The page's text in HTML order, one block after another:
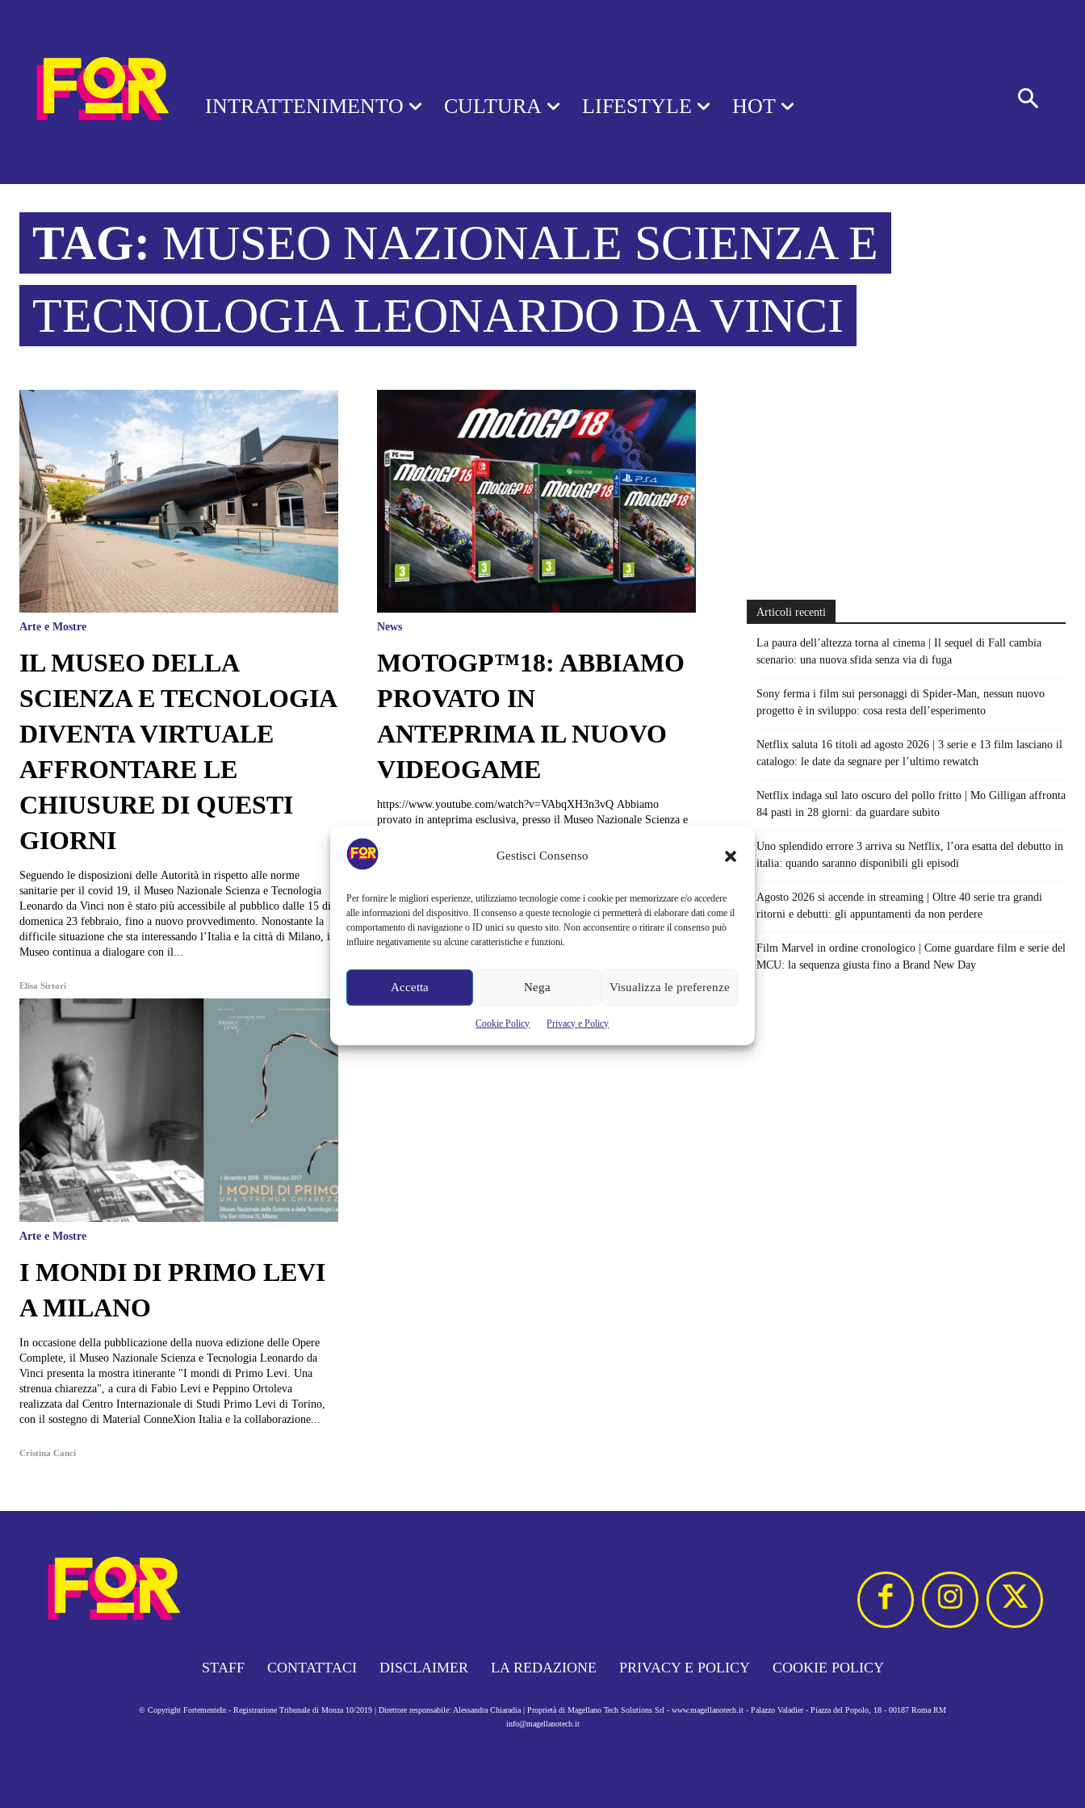
Gestisci Consenso
Per fornire le migliori esperienze, utilizziamo tecnologie come i cookie per memorizzare e/o accedere
alle informazioni del dispositivo. Il consenso a queste tecnologie ci permetterà di elaborare dati come il
comportamento di navigazione o ID unici su questo sito. Non acconsentire o ritirare il consenso può
influire negativamente su alcune caratteristiche e funzioni.
Accetta Nega Visualizza le preferenze
Cookie Policy Privacy e Policy
INTRATTENIMENTO CULTURA LIFESTYLE HOT
TAG: MUSEO NAZIONALE SCIENZA E
TECNOLOGIA LEONARDO DA VINCI
Arte e Mostre
IL MUSEO DELLA
SCIENZA E TECNOLOGIA
DIVENTA VIRTUALE
AFFRONTARE LE
CHIUSURE DI QUESTI
GIORNI
Seguendo le disposizioni delle Autorità in rispetto alle norme
sanitarie per il covid 19, il Museo Nazionale Scienza e Tecnologia
Leonardo da Vinci non è stato più accessibile al pubblico dalle 15 di
domenica 23 febbraio, fino a nuovo provvedimento. Nonostante la
difficile situazione che sta interessando l’Italia e la città di Milano, il
Museo continua a dialogare con il...
Elisa Sirtori
News
MOTOGP™18: ABBIAMO
PROVATO IN
ANTEPRIMA IL NUOVO
VIDEOGAME
https://www.youtube.com/watch?v=VAbqXH3n3vQ Abbiamo
provato in anteprima esclusiva, presso il Museo Nazionale Scienza e
Milestone MotoGP™18. In una area gaming del Museo debitamente
gioco e vivere un'esperienza coinvolgente grazie alle tecnologie
all'avanguardia e...
Camilla Conti
Arte e Mostre
I MONDI DI PRIMO LEVI
A MILANO
In occasione della pubblicazione della nuova edizione delle Opere
Complete, il Museo Nazionale Scienza e Tecnologia Leonardo da
Vinci presenta la mostra itinerante "I mondi di Primo Levi. Una
strenua chiarezza", a cura di Fabio Levi e Peppino Ortoleva
realizzata dal Centro Internazionale di Studi Primo Levi di Torino,
con il sostegno di Material ConneXion Italia e la collaborazione...
Cristina Canci
Articoli recenti
La paura dell’altezza torna al cinema | Il sequel di Fall cambia
scenario: una nuova sfida senza via di fuga
Sony ferma i film sui personaggi di Spider-Man, nessun nuovo
progetto è in sviluppo: cosa resta dell’esperimento
Netflix saluta 16 titoli ad agosto 2026 | 3 serie e 13 film lasciano il
catalogo: le date da segnare per l’ultimo rewatch
Netflix indaga sul lato oscuro del pollo fritto | Mo Gilligan affronta
84 pasti in 28 giorni: da guardare subito
Uno splendido errore 3 arriva su Netflix, l’ora esatta del debutto in
italia: quando saranno disponibili gli episodi
Agosto 2026 si accende in streaming | Oltre 40 serie tra grandi
ritorni e debutti: gli appuntamenti da non perdere
Film Marvel in ordine cronologico | Come guardare film e serie del
MCU: la sequenza giusta fino a Brand New Day
STAFF CONTATTACI DISCLAIMER LA REDAZIONE PRIVACY E POLICY COOKIE POLICY
© Copyright FortementeIn - Registrazione Tribunale di Monza 10/2019 | Direttore responsabile: Alessandra Chiaradia | Proprietà di Magellano Tech Solutions Srl - www.magellanotech.it - Palazzo Valadier - Piazza del Popolo, 18 - 00187 Roma RM
info@magellanotech.it